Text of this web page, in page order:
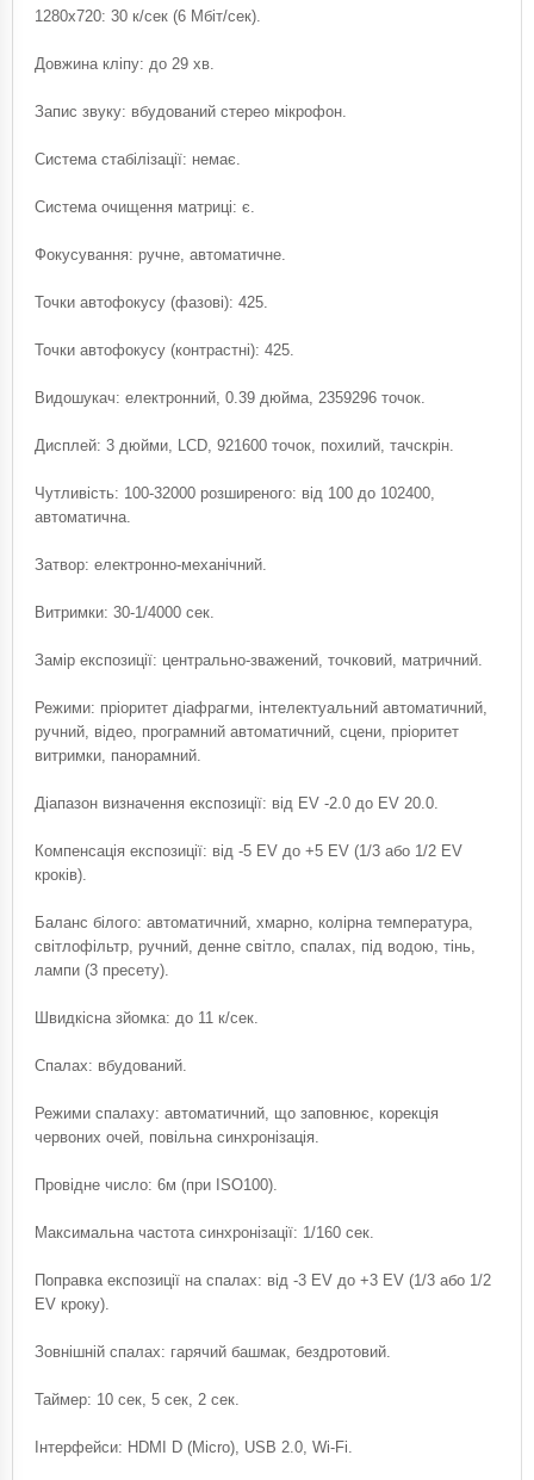
1280x720: 30 к/сек (6 Мбіт/сек).
Довжина кліпу: до 29 хв.
Запис звуку: вбудований стерео мікрофон.
Система стабілізації: немає.
Система очищення матриці: є.
Фокусування: ручне, автоматичне.
Точки автофокусу (фазові): 425.
Точки автофокусу (контрастні): 425.
Видошукач: електронний, 0.39 дюйма, 2359296 точок.
Дисплей: 3 дюйми, LCD, 921600 точок, похилий, тачскрін.
Чутливість: 100-32000 розширеного: від 100 до 102400,
автоматична.
Затвор: електронно-механічний.
Витримки: 30-1/4000 сек.
Замір експозиції: центрально-зважений, точковий, матричний.
Режими: пріоритет діафрагми, інтелектуальний автоматичний,
ручний, відео, програмний автоматичний, сцени, пріоритет
витримки, панорамний.
Діапазон визначення експозиції: від EV -2.0 до EV 20.0.
Компенсація експозиції: від -5 EV до +5 EV (1/3 або 1/2 EV
кроків).
Баланс білого: автоматичний, хмарно, колірна температура,
світлофільтр, ручний, денне світло, спалах, під водою, тінь,
лампи (3 пресету).
Швидкісна зйомка: до 11 к/сек.
Спалах: вбудований.
Режими спалаху: автоматичний, що заповнює, корекція
червоних очей, повільна синхронізація.
Провідне число: 6м (при ISO100).
Максимальна частота синхронізації: 1/160 сек.
Поправка експозиції на спалах: від -3 EV до +3 EV (1/3 або 1/2
EV кроку).
Зовнішній спалах: гарячий башмак, бездротовий.
Таймер: 10 сек, 5 сек, 2 сек.
Інтерфейси: HDMI D (Micro), USB 2.0, Wi-Fi.